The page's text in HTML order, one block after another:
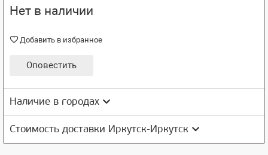
Нет в наличии
Добавить в избранное
Оповестить
Наличие в городах
Стоимость доставки Иркутск-Иркутск